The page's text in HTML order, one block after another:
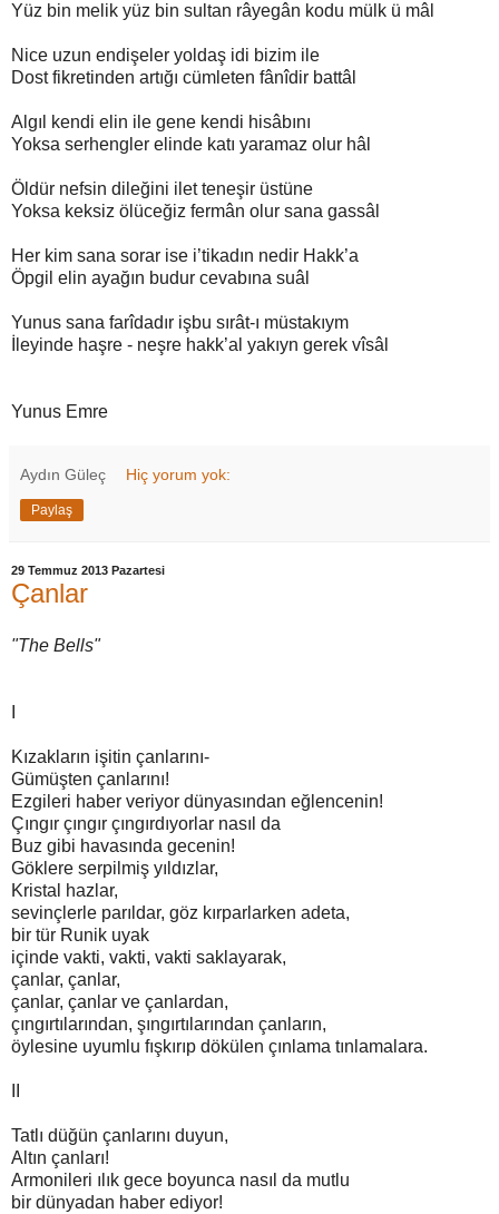
Yüz bin melik yüz bin sultan râyegân kodu mülk ü mâl
Nice uzun endişeler yoldaş idi bizim ile
Dost fikretinden artığı cümleten fânîdir battâl
Algıl kendi elin ile gene kendi hisâbını
Yoksa serhengler elinde katı yaramaz olur hâl
Öldür nefsin dileğini ilet teneşir üstüne
Yoksa keksiz ölüceğiz fermân olur sana gassâl
Her kim sana sorar ise i’tikadın nedir Hakk’a
Öpgil elin ayağın budur cevabına suâl
Yunus sana farîdadır işbu sırât-ı müstakıym
İleyinde haşre - neşre hakk’al yakıyn gerek vîsâl
Yunus Emre
Aydın Güleç Hiç yorum yok:
Paylaş
29 Temmuz 2013 Pazartesi
Çanlar
"The Bells"
Kızakların işitin çanlarını-
Gümüşten çanlarını!
Ezgileri haber veriyor dünyasından eğlencenin!
Çıngır çıngır çıngırdıyorlar nasıl da
Buz gibi havasında gecenin!
Göklere serpilmiş yıldızlar,
Kristal hazlar,
sevinçlerle parıldar, göz kırparlarken adeta,
bir tür Runik uyak
içinde vakti, vakti, vakti saklayarak,
çanlar, çanlar,
çanlar, çanlar ve çanlardan,
çıngırtılarından, şıngırtılarından çanların,
öylesine uyumlu fışkırıp dökülen çınlama tınlamalara.
Tatlı düğün çanlarını duyun,
Altın çanları!
Armonileri ılık gece boyunca nasıl da mutlu
bir dünyadan haber ediyor!